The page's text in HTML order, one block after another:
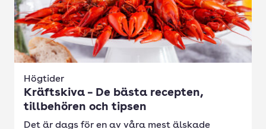
Högtider
Kräftskiva – De bästa recepten,
tillbehören och tipsen
Det är dags för en av våra mest älskade